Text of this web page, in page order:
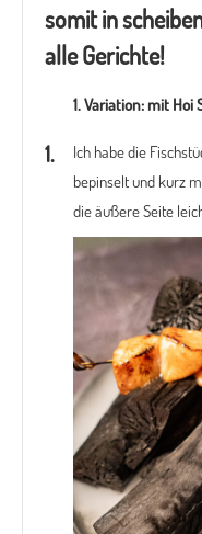
somit in
alle Gerichte!
1. Variation: mit Hoi
Ich habe die
bepinselt und kurz
die äußere Seite